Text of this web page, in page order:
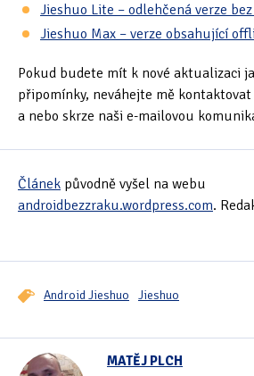
Jieshuo Lite – odlehčená verze
Jieshuo Max – verze obsahující
Pokud budete mít k nové aktualizaci
připomínky, neváhejte mě
a nebo skrze naši e-mailovou
Článek původně vyšel na webu
androidbezzraku.wordpress.com.
Android Jieshuo Jieshuo
MATĚJ PLCH